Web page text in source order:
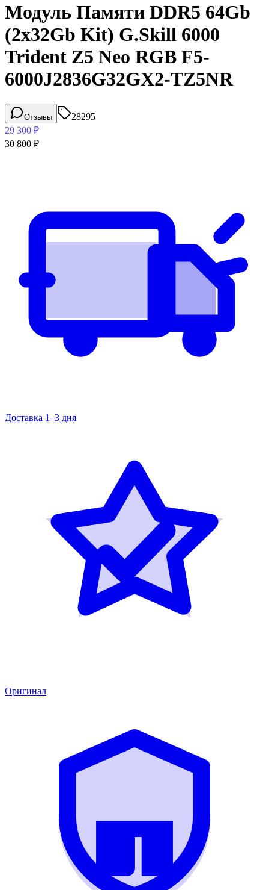
Модуль Памяти DDR5 64Gb
(2x32Gb Kit) G.Skill 6000
Trident Z5 Neo RGB F5-
6000J2836G32GX2-TZ5NR
Отзывы
28295
29 300 ₽
30 800 ₽
Доставка 1–3 дня
Оригинал